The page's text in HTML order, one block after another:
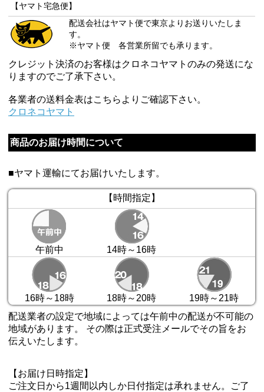
【ヤマト宅急便】
配送会社はヤマト便で東京よりお送りいたしま
す。
※ヤマト便 各営業所留でも承ります。
クレジット決済のお客様はクロネコヤマトのみの発送にな
りますのでご了承下さい。
各業者の送料金表はこちらよりご確認下さい。
クロネコヤマト
商品のお届け時間について
■ヤマト運輸にてお届けいたします。
【時間指定】
午前中 14時～16時
16時～18時 18時～20時
19時～21時
配送業者の設定で地域によっては午前中の配送が不可能の
地域があります。 その際は正式受注メールでその旨をお
伝えいたします。
【お届け日時指定】
ご注文日から1週間以内しか日付指定は承れません。ご了